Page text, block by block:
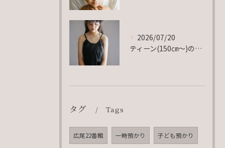
2026/07/20
ティーン(150㎝〜)の衣装、豊富にご用意ございます♡
タグ Tags
広尾22番館 一時預かり 子ども預かり